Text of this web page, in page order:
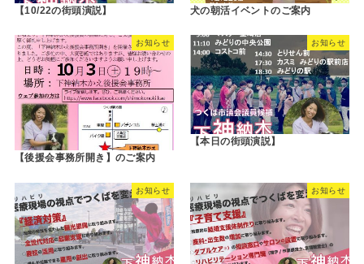
【10/22の街頭演説】 犬の朝活イベントのご案内
お知らせ
【後援会事務所開き】のご案内
お知らせ
【本日の街頭演説】
お知らせ お知らせ